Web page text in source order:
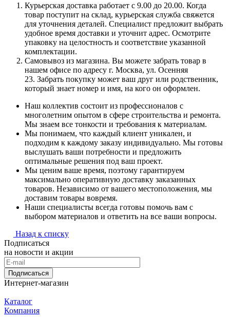
Курьерская доставка работает с 9.00 до 20.00. Когда
товар поступит на склад, курьерская служба свяжется
для уточнения деталей. Специалист предложит выбрать
удобное время доставки и уточнит адрес. Осмотрите
упаковку на целостность и соответствие указанной
комплектации.
Самовывоз из магазина. Вы можете забрать товар в
нашем офисе по адресу г. Москва, ул. Осенняя
23. Забрать покупку может ваш друг или родственник,
который знает номер и имя, на кого он оформлен.
Наш коллектив состоит из профессионалов с
многолетним опытом в сфере строительства и ремонта.
Мы знаем все тонкости и требования к материалам.
Мы понимаем, что каждый клиент уникален, и
подходим к каждому заказу индивидуально. Мы готовы
выслушать ваши потребности и предложить
оптимальные решения под ваш проект.
Мы ценим ваше время, поэтому гарантируем
максимально оперативную доставку заказанных
товаров. Независимо от вашего местоположения, мы
доставим товары вовремя.
Наши специалисты всегда готовы помочь вам с
выбором материалов и ответить на все ваши вопросы.
Назад к списку
Подписаться
на новости и акции
Подписаться
Интернет-магазин
Каталог
Компания